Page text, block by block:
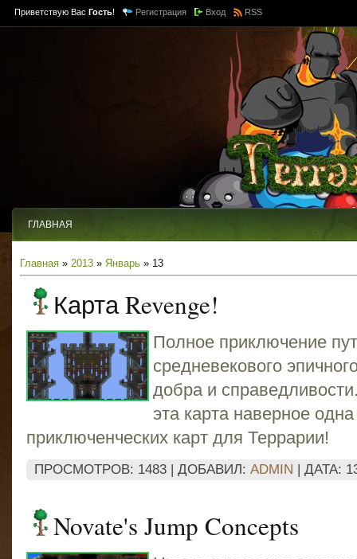
Приветствую Вас Гость! Регистрация Вход RSS
ГЛАВНАЯ
Главная » 2013 » Январь » 13
Карта Revenge!
Полное приключение
средневекового
добра и
эта карта наверное
приключенческих карт для Террарии!
ПРОСМОТРОВ: 1483 | ДОБАВИЛ: ADMIN | ДАТА:
Novate's Jump Concepts